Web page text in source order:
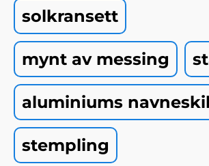
solkransett
mynt av messing
aluminiums
stempling